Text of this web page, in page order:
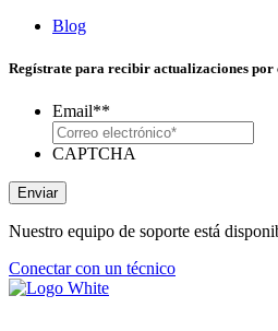
Blog
Regístrate para recibir actualizaciones por
Email**
CAPTCHA
Enviar
Nuestro equipo de soporte está
Conectar con un técnico